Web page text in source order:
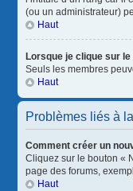
(ou un administrateur)
Haut
Lorsque je clique sur le
Seuls les membres
Haut
Problèmes liés à
Comment créer un
Cliquez sur le bouton «
page des forums,
Haut